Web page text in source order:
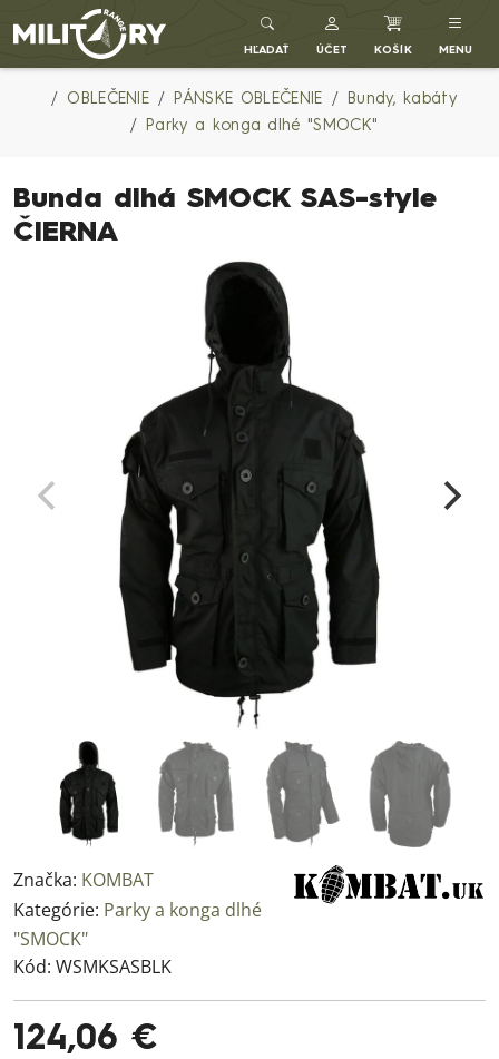
Army shop MILITARY RANGE SK
HĽADAŤ ÚČET KOŠÍK MENU
OBLEČENIE PÁNSKE OBLEČENIE
Bundy, kabáty
Parky a konga dlhé "SMOCK"
Bunda dlhá SMOCK SAS-style
ČIERNA
Značka: KOMBAT
Kategórie: Parky a konga dlhé
"SMOCK"
Kód: WSMKSASBLK
124,06 €